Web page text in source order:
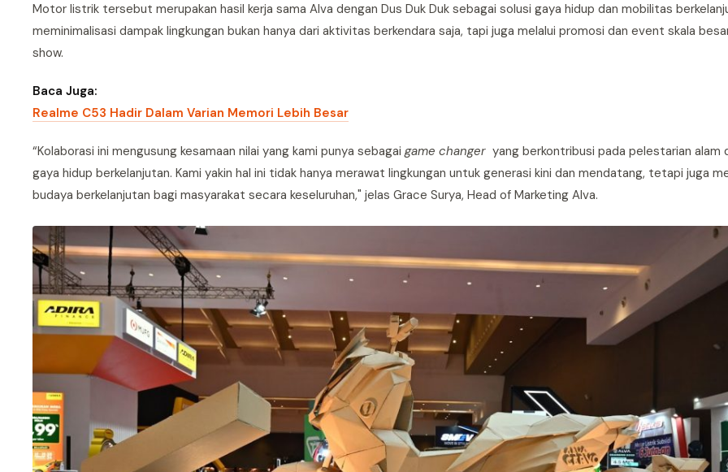
Motor listrik tersebut merupakan hasil kerja sama Alva dengan Dus Duk Duk sebagai solusi gaya hidup dan mobilitas
meminimalisasi dampak lingkungan bukan hanya dari aktivitas berkendara saja, tapi juga melalui promosi dan event skala
show.
Baca Juga:
Realme C53 Hadir Dalam Varian Memori Lebih Besar
“Kolaborasi ini mengusung kesamaan nilai yang kami punya sebagaigame changer yang berkontribusi pada pelestarian alam
gaya hidup berkelanjutan. Kami yakin hal ini tidak hanya merawat lingkungan untuk generasi kini dan mendatang, tetapi juga
budaya berkelanjutan bagi masyarakat secara keseluruhan," jelas Grace Surya, Head of Marketing Alva.